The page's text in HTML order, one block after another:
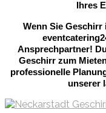
Ihres
Wenn Sie
Ansprechpartner!
Geschirr zum
professionelle
unserer